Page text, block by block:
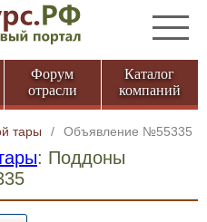
Форум
отрасли
Каталог
компаний
тары / Объявление №55335
: Поддоны